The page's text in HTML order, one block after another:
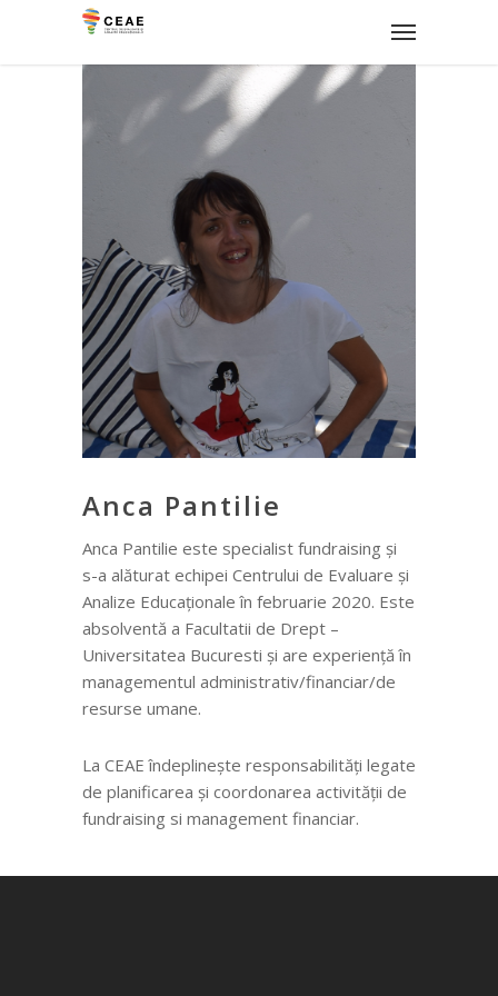
Anca Pantilie
Anca Pantilie este specialist fundraising și
s-a alăturat echipei Centrului de Evaluare și
Analize Educaționale în februarie 2020. Este
absolventă a Facultatii de Drept –
Universitatea Bucuresti și are experiență în
managementul administrativ/financiar/de
resurse umane.
La CEAE îndeplinește responsabilități legate
de planificarea și coordonarea activității de
fundraising si management financiar.